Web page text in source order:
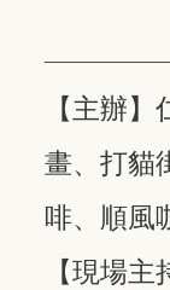
【主辦
畫、打貓
啡、順風
【現場